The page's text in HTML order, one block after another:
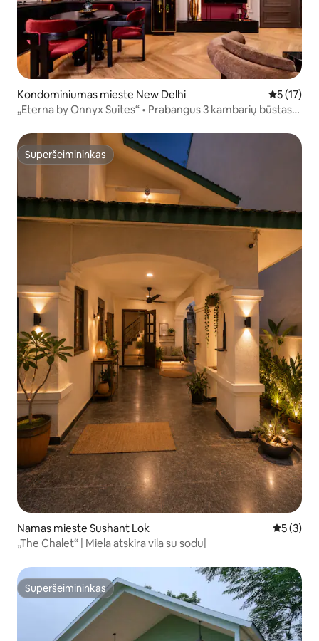
Kondominiumas mieste New Delhi Vidutinis
5 (17)
„Eterna by Onnyx Suites“ • Prabangus 3 kambarių būstas
Superšeimininkas
Superšeimininkas
Namas mieste Sushant Lok Vidutinis
5 (3)
„The Chalet“ | Miela atskira vila su sodu|
Superšeimininkas
Superšeimininkas